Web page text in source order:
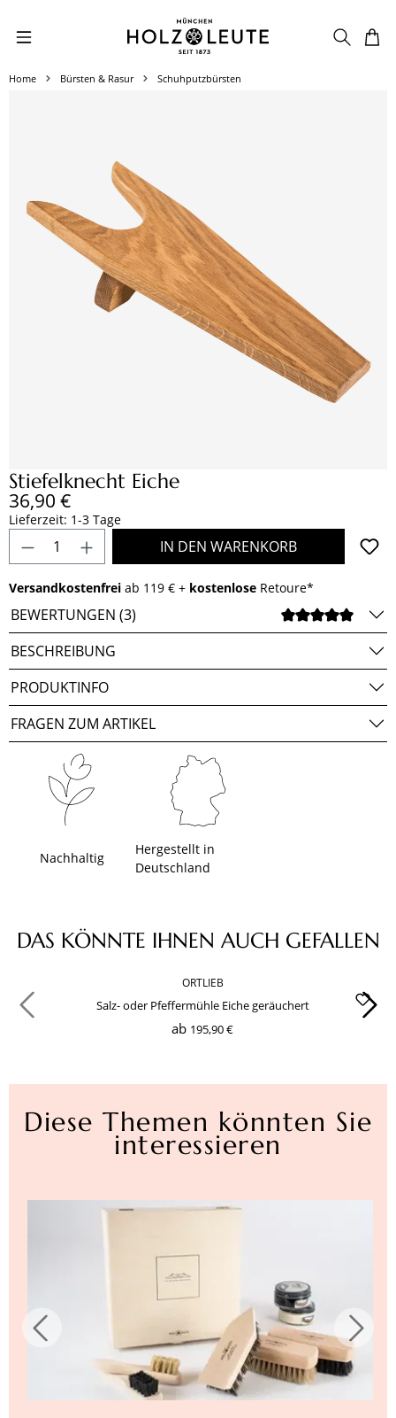
Zum Hauptinhalt springen
Home Bürsten & Rasur Schuhputzbürsten
Stiefelknecht Eiche
Regulärer Preis:
36,90 €
Lieferzeit: 1-3 Tage
Produkt Anzahl: Gib den gewünschten
IN DEN WARENKORB
Versandkostenfrei ab 119 € + kostenlose Retoure*
BEWERTUNGEN (3)
BESCHREIBUNG
PRODUKTINFO
FRAGEN ZUM ARTIKEL
Nachhaltig
Hergestellt in
Deutschland
Produktgalerie überspringen
DAS KÖNNTE IHNEN AUCH GEFALLEN
ORTLIEB
Salz- oder Pfeffermühle Eiche geräuchert
ab 195,90 €
Diese Themen könnten Sie
interessieren